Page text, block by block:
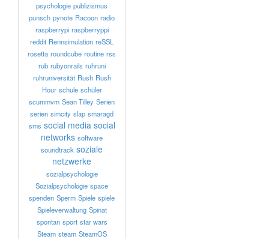
psychologie publizismus
punsch pynote Racoon radio
raspberrypi raspberryppi
reddit Rennsimulation reSSL
rosetta roundcube routine rss
rub rubyonrails ruhruni
ruhruniversität Rush Rush
Hour schule schüler
scummvm Sean Tilley Serien
serien simcity slap smaragd
sms social media social
networks software
soundtrack soziale
netzwerke
sozialpsychologie
Sozialpsychologie space
spenden Sperm Spiele spiele
Spieleverwaltung Spinat
spontan sport star wars
Steam steam SteamOS